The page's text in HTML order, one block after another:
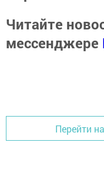
Читайте
мессенджере
Перейти